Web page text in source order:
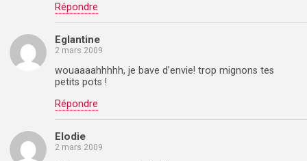
Répondre
Eglantine
2 mars 2009
wouaaaahhhhh, je bave d’envie! trop mignons tes
petits pots !
Répondre
Elodie
2 mars 2009